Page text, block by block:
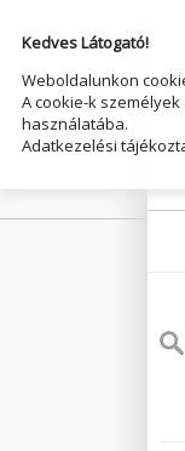
Kedves Látogató!
Weboldalunkon
A cookie-k
használatába.
Adatkezelési